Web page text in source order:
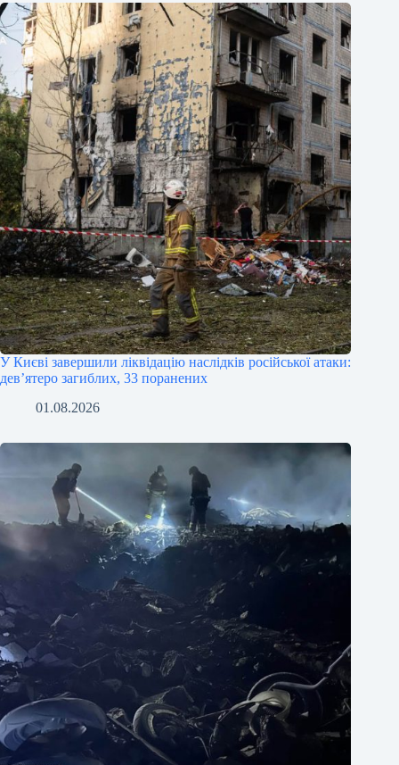
У Києві завершили ліквідацію наслідків російської атаки:
девʼятеро загиблих, 33 поранених
01.08.2026